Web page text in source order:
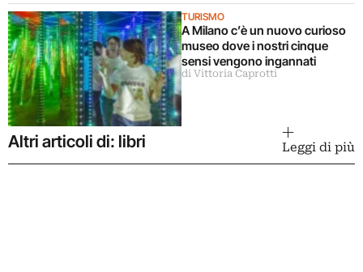
TURISMO
A Milano c’è un nuovo curioso
museo dove i nostri cinque
sensi vengono ingannati
di Vittoria Caprotti
Altri articoli di: libri Leggi di più